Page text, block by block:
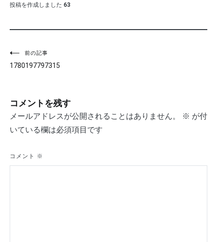
投稿を作成しました 63
投
稿
ビ
ゲ
シ
前の記事
1780197797315
コメントを残す
メールアドレスが公開されることはありません。 ※ が付
いている欄は必須項目です
コメント ※